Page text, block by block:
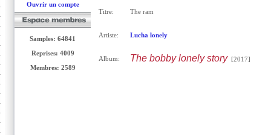
Ouvrir un compte
Samples: 64841
Reprises: 4009
Membres: 2589
Titre: The ram
Artiste: Lucha lonely
Album: The bobby lonely story[2017]